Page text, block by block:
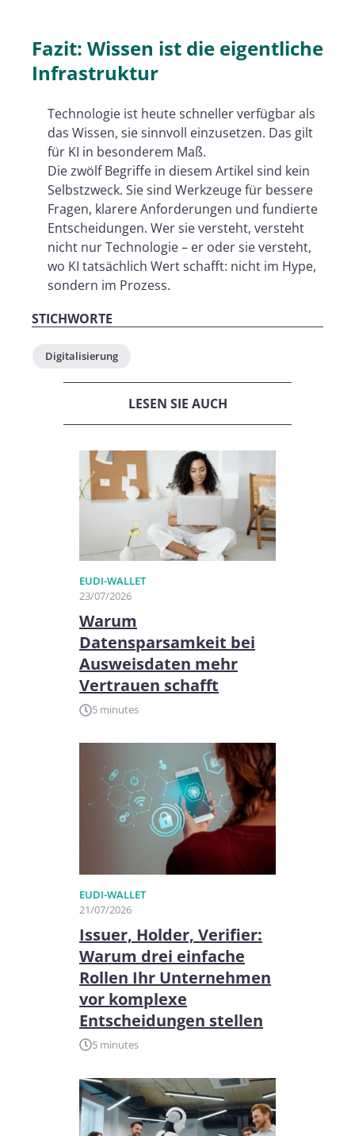
Fazit: Wissen ist die eigentliche
Infrastruktur
Technologie ist heute schneller verfügbar als
das Wissen, sie sinnvoll einzusetzen. Das gilt
für KI in besonderem Maß.
Die zwölf Begriffe in diesem Artikel sind kein
Selbstzweck. Sie sind Werkzeuge für bessere
Fragen, klarere Anforderungen und fundierte
Entscheidungen. Wer sie versteht, versteht
nicht nur Technologie – er oder sie versteht,
wo KI tatsächlich Wert schafft: nicht im Hype,
sondern im Prozess.
STICHWORTE
Digitalisierung
LESEN SIE AUCH
EUDI-WALLET
23/07/2026
Warum
Datensparsamkeit bei
Ausweisdaten mehr
Vertrauen schafft
5 minutes
EUDI-WALLET
21/07/2026
Issuer, Holder, Verifier:
Warum drei einfache
Rollen Ihr Unternehmen
vor komplexe
Entscheidungen stellen
5 minutes